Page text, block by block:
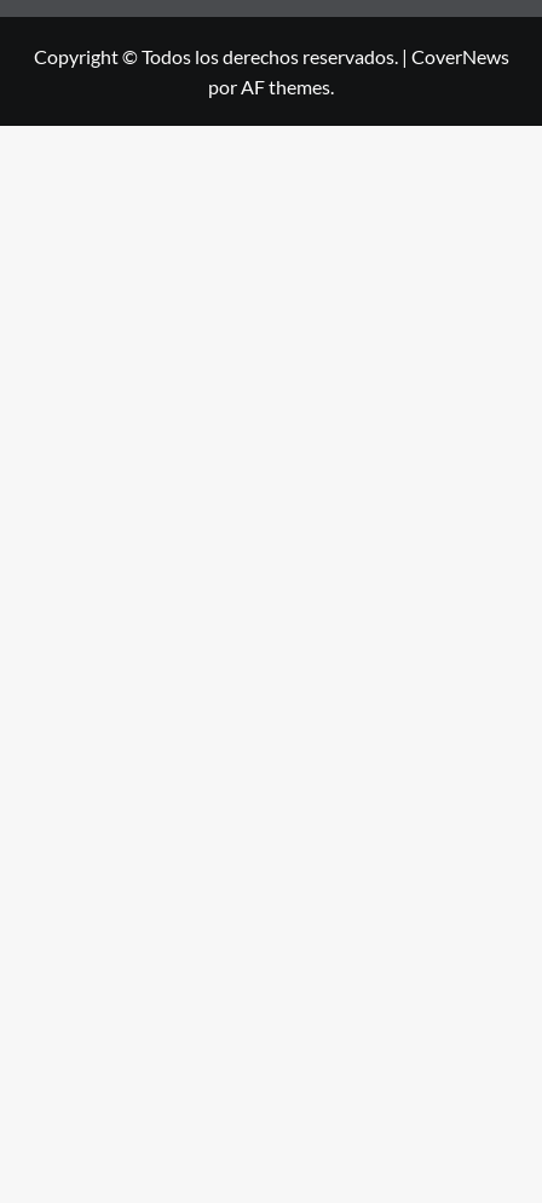
Copyright © Todos los derechos reservados. | CoverNews
por AF themes.